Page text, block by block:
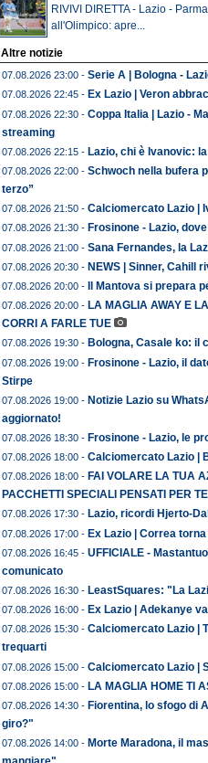
RIVIVI DIRETTA - Lazio -
all'Olimpico: apre...
Altre notizie
07.08.2026 23:00 - Serie A | Bologna -
07.08.2026 22:45 - Ex Lazio | Veron
07.08.2026 22:30 - Coppa Italia | Lazio -
streaming
07.08.2026 22:15 - Lazio, chi è Ivanovic:
07.08.2026 22:00 - Schwoch nella bufera
terzo”
07.08.2026 21:50 - Calciomercato Lazio |
07.08.2026 21:30 - Frosinone - Lazio,
07.08.2026 21:00 - Sana Fernandes, la
07.08.2026 20:30 - NEWS | Sinner, Cahill
07.08.2026 20:00 - Il Mantova si prepara
07.08.2026 20:00 - LA MAGLIA AWAY E
CORRI A FARLE TUE
07.08.2026 19:30 - Bologna, Casale ko: il
07.08.2026 19:00 - Frosinone - Lazio, il
Stirpe
07.08.2026 19:00 - Notizie Lazio su
aggiornato!
07.08.2026 18:30 - Frosinone - Lazio, le
07.08.2026 18:00 - Calciomercato Lazio |
07.08.2026 18:00 - FAI VOLARE LA TUA
PACCHETTI SPECIALI PENSATI PER TE
07.08.2026 17:30 - Lazio, ricordi Hjerto-
07.08.2026 17:00 - Ex Lazio | Correa
07.08.2026 16:45 - UFFICIALE -
comunicato
07.08.2026 16:30 - LeastSquares: "La
07.08.2026 16:00 - Ex Lazio | Adekanye
07.08.2026 15:30 - Calciomercato Lazio |
trequarti
07.08.2026 15:00 - Calciomercato Lazio |
07.08.2026 15:00 - LA MAGLIA HOME TI
07.08.2026 14:30 - Fiorentina, lo sfogo di
giro?"
07.08.2026 14:00 - Morte Maradona, il